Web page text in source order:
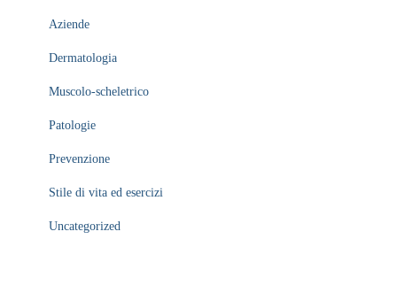
Aziende
Dermatologia
Muscolo-scheletrico
Patologie
Prevenzione
Stile di vita ed esercizi
Uncategorized